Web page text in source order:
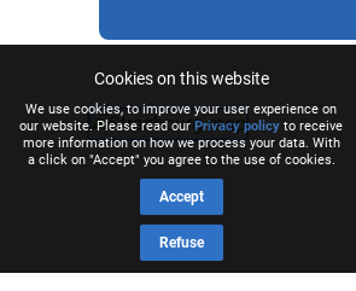
Cookies on this website
We use cookies, to improve your user experience on
our website. Please read our Privacy policy to receive
more information on how we process your data. With
a click on "Accept" you agree to the use of cookies.
Accept
Refuse